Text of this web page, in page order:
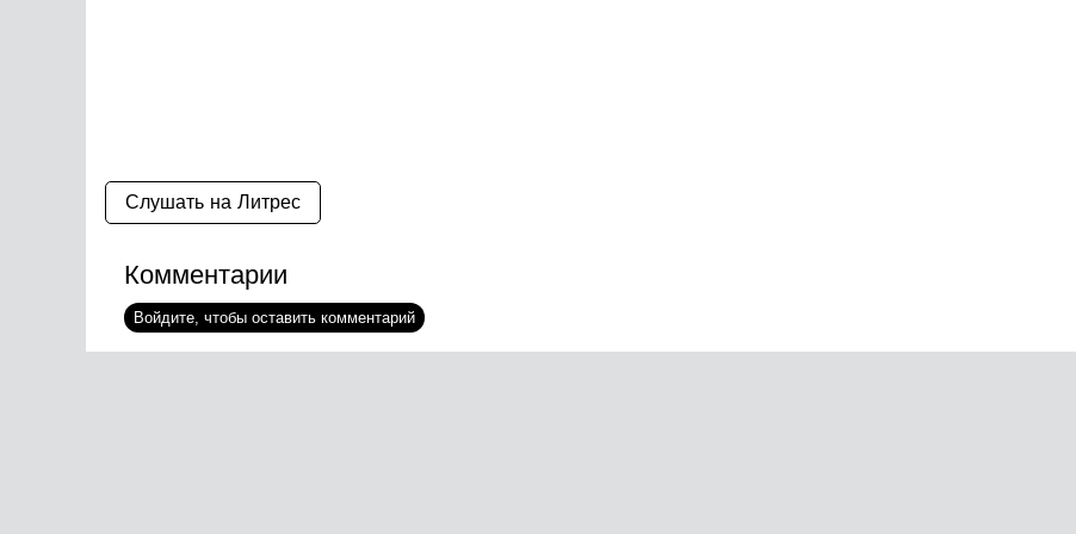
Слушать на Литрес
Комментарии
Войдите, чтобы оставить комментарий